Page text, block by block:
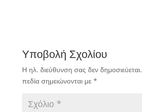
Υποβολή Σχολίου
Η ηλ. διεύθυνση σας δεν δημοσιεύεται.
πεδία σημειώνονται με *